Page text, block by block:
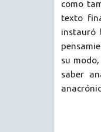
como
texto
instauró
su
saber